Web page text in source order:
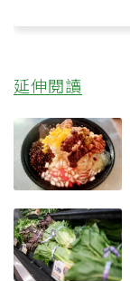
延伸閱讀